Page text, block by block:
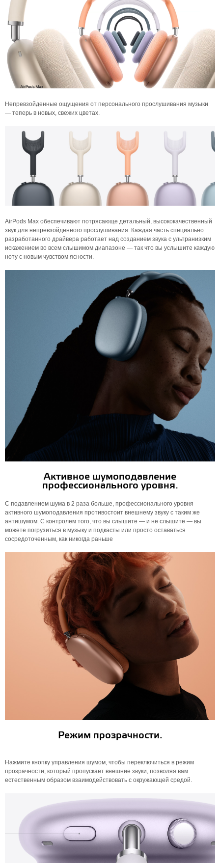
Непревзойденные ощущения от персонального прослушивания музыки
— теперь в новых, свежих цветах.
AirPods Max обеспечивают потрясающе детальный, высококачественный
звук для непревзойденного прослушивания. Каждая часть специально
разработанного драйвера работает над созданием звука с ультранизким
искажением во всем слышимом диапазоне — так что вы услышите каждую
ноту с новым чувством ясности.
Активное шумоподавление
профессионального уровня.
С подавлением шума в 2 раза больше, профессионального уровня
активного шумоподавления противостоит внешнему звуку с таким же
антишумом. С контролем того, что вы слышите — и не слышите — вы
можете погрузиться в музыку и подкасты или просто оставаться
сосредоточенным, как никогда раньше
Режим прозрачности.
Нажмите кнопку управления шумом, чтобы переключиться в режим
прозрачности, который пропускает внешние звуки, позволяя вам
естественным образом взаимодействовать с окружающей средой.